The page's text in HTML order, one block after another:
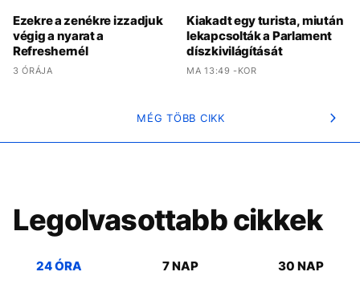
Ezekre a zenékre izzadjuk
végig a nyarat a
Refreshernél
3 ÓRÁJA
Kiakadt egy turista, miután
lekapcsolták a Parlament
díszkivilágítását
MA 13:49 -KOR
MÉG TÖBB CIKK
Legolvasottabb cikkek
24 ÓRA 7 NAP 30 NAP